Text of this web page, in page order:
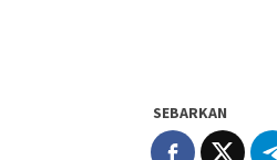
SEBARKAN